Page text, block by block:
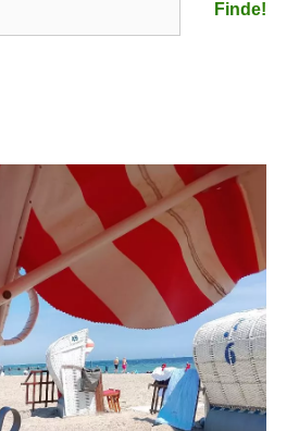
Finde!